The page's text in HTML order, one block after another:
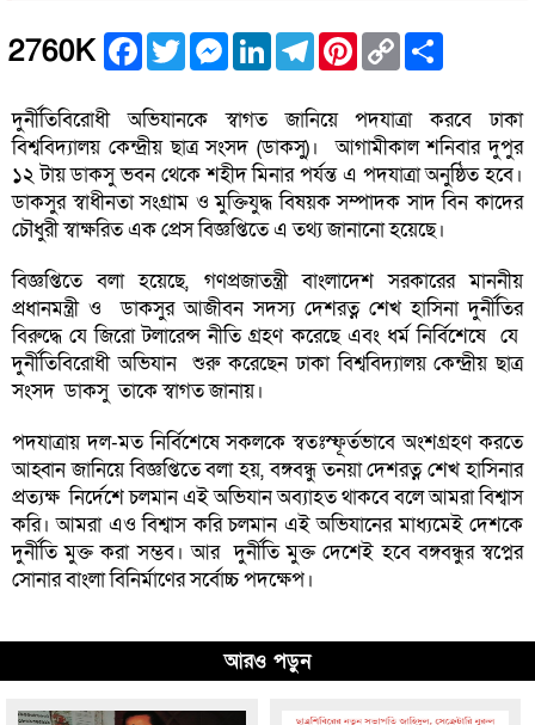
2760K Facebook
TwitterMessenger
LinkedInTelegramPinterest
Copy
Link
দুর্নীতিবিরোধী অভিযানকে স্বাগত জানিয়ে পদযাত্রা করবে ঢাকা
বিশ্ববিদ্যালয় কেন্দ্রীয় ছাত্র সংসদ (ডাকসু)। আগামীকাল শনিবার দুপুর
১২ টায় ডাকসু ভবন থেকে শহীদ মিনার পর্যন্ত এ পদযাত্রা অনুষ্ঠিত হবে।
ডাকসুর স্বাধীনতা সংগ্রাম ও মুক্তিযুদ্ধ বিষয়ক সম্পাদক সাদ বিন কাদের
চৌধুরী স্বাক্ষরিত এক প্রেস বিজ্ঞপ্তিতে এ তথ্য জানানো হয়েছে।
বিজ্ঞপ্তিতে বলা হয়েছে, গণপ্রজাতন্ত্রী বাংলাদেশ সরকারের মাননীয়
প্রধানমন্ত্রী ও ডাকসুর আজীবন সদস্য দেশরত্ন শেখ হাসিনা দুর্নীতির
বিরুদ্ধে যে জিরো টলারেন্স নীতি গ্রহণ করেছে এবং ধর্ম নির্বিশেষে যে
দুর্নীতিবিরোধী অভিযান শুরু করেছেন ঢাকা বিশ্ববিদ্যালয় কেন্দ্রীয় ছাত্র
সংসদ ডাকসু তাকে স্বাগত জানায়।
পদযাত্রায় দল-মত নির্বিশেষে সকলকে স্বতঃস্ফূর্তভাবে অংশগ্রহণ করতে
আহ্বান জানিয়ে বিজ্ঞপ্তিতে বলা হয়, বঙ্গবন্ধু তনয়া দেশরত্ন শেখ হাসিনার
প্রত্যক্ষ নির্দেশে চলমান এই অভিযান অব্যাহত থাকবে বলে আমরা বিশ্বাস
করি। আমরা এও বিশ্বাস করি চলমান এই অভিযানের মাধ্যমেই দেশকে
দুর্নীতি মুক্ত করা সম্ভব। আর দুর্নীতি মুক্ত দেশেই হবে বঙ্গবন্ধুর স্বপ্নের
সোনার বাংলা বিনির্মাণের সর্বোচ্চ পদক্ষেপ।
আরও পড়ুন